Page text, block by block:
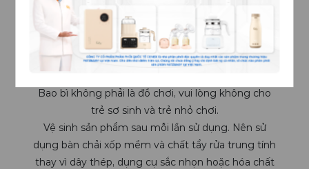
Vui lòng kiểm tra sản phẩm thường xuyên, nếu có
hư hỏng, trầy xước vui lòng thay thế kịp thời.
Hãy bảo quản ở nơi khô mát, tránh xa các nguồn
Bao bì không phải là đồ chơi, vui lòng không cho
trẻ sơ sinh và trẻ nhỏ chơi.
Vệ sinh sản phẩm sau mỗi lần sử dụng. Nên sử
dụng bàn chải xốp mềm và chất tẩy rửa trung tính
thay vì dây thép, dụng cụ sắc nhọn hoặc hóa chất